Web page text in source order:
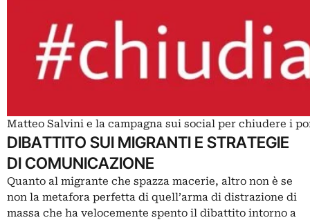
Matteo Salvini e la campagna sui social per chiudere i
DIBATTITO SUI MIGRANTI E STRATEGIE
DI COMUNICAZIONE
Quanto al migrante che spazza macerie, altro non è se
non la metafora perfetta di quell’arma di distrazione di
massa che ha velocemente spento il dibattito intorno a